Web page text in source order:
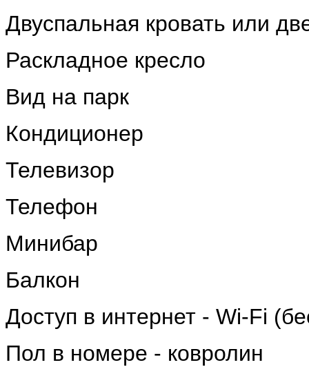
Двуспальная кровать или
Раскладное кресло
Вид на парк
Кондиционер
Телевизор
Телефон
Минибар
Балкон
Доступ в интернет - Wi-Fi
Пол в номере - ковролин